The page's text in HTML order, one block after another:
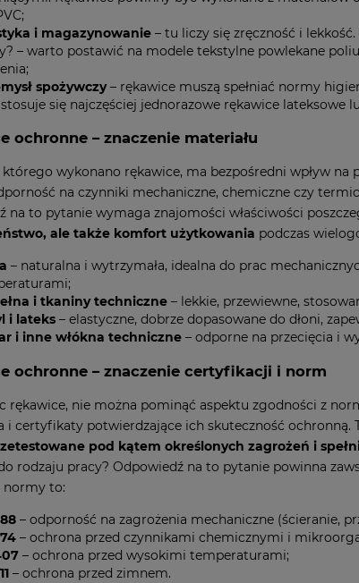
i magazynowanie – tu liczy się zręczność i
– warto postawić na modele tekstylne powlekane
spożywczy– rękawice muszą spełniać normy
się najczęściej jednorazowe rękawice lateksowe
ochronne – znaczenie materiału
którego wykonano rękawice, ma bezpośredni wpływ
na czynniki mechaniczne, chemiczne czy
na to pytanie wymaga znajomości właściwości
ale także komfort użytkowania podczas
– naturalna i wytrzymała, idealna do prac
i tkaniny techniczne – lekkie, przewiewne,
i lateks – elastyczne, dobrze dopasowane do dłoni,
i inne włókna techniczne – odporne na przecięcia i
ochronne – znaczenie certyfikacji i norm
rękawice, nie można pominąć aspektu zgodności z
i certyfikaty potwierdzające ich skuteczność ochronną.
pod kątem określonych zagrożeń i
rodzaju pracy? Odpowiedź na to pytanie powinna
normy to:
– odporność na zagrożenia mechaniczne (ścieranie,
– ochrona przed czynnikami chemicznymi i
– ochrona przed wysokimi temperaturami;
– ochrona przed zimnem.